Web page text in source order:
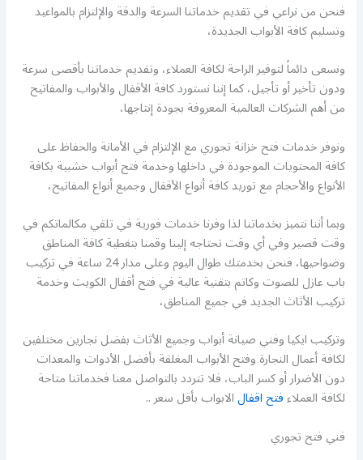
فنحن من نراعي في تقديم خدماتنا السرعة والدقة والإلتزام بالمواعيد
وتسليم كافة الأبواب الجديدة،
ونسعى دائماً لتوفير الراحة لكافة العملاء، وتقديم خدماتنا بأقصى سرعة
ودون تأخير أو تأجيل، كما إننا نستورد كافة الأقفال والأبواب والمفاتيح
من أهم الشركات العالمية المعروفة بجودة إنتاجها،
ونوفر خدمات فتح خزانة تجوري مع الإلتزام في الأمانة والحفاظ على
كافة المحتويات الموجودة في داخلها وخدمة فتح أبواب خشبية بكافة
الأنواع والأحجام مع توريد كافة أنواع الأقفال وجميع أنواع المفاتيح،
وبما أننا نتميز بخدماتنا لذا وفرنا خدمات فورية في تلقي مكالماتكم في
وقت قصير وفي أي وقت تحتاجه إلينا وقمنا بتغطية كافة المناطق
وضواحيها، فنحن بخدمتك طوال اليوم وعلى مدار 24 ساعة في تركيب
باب عازل للصوت وكاتم بتقنية عالية في فتح أقفال الكويت وخدمة
تركيب الأثاث الجديد في جميع المناطق،
وتركيب ايكيا وفني صيانة أبواب وجميع الأثاث بفضل نجارين مختلفين
لكافة أعمال النجارة وفتح الأبواب المغلقة بأفضل الأدوات والمعدات
دون الأضرار أو كسر الباب، فلا تتردد بالتواصل معنا فخدماتنا متاحة
لكافة العملاءفتح اقفالالابواب بأقل سعر ..
فني فتح تجوري